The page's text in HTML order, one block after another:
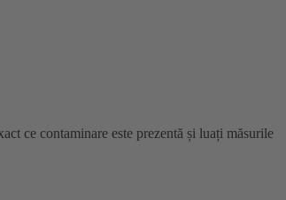
ce contaminare este prezentă și luați măsurile